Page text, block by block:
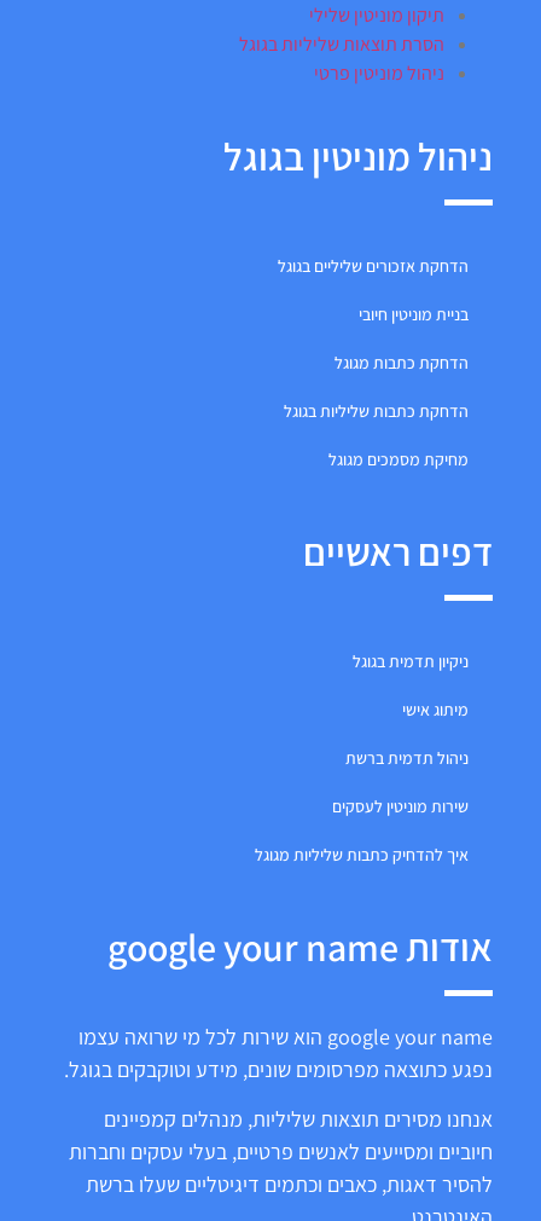
תיקון מוניטין שלילי
הסרת תוצאות שליליות בגוגל
ניהול מוניטין פרטי
ניהול מוניטין בגוגל
הדחקת אזכורים שליליים בגוגל
בניית מוניטין חיובי
הדחקת כתבות מגוגל
הדחקת כתבות שליליות בגוגל
מחיקת מסמכים מגוגל
דפים ראשיים
ניקיון תדמית בגוגל
מיתוג אישי
ניהול תדמית ברשת
שירות מוניטין לעסקים
איך להדחיק כתבות שליליות מגוגל
אודות google your name
google your name הוא שירות לכל מי שרואה עצמו
נפגע כתוצאה מפרסומים שונים, מידע וטוקבקים בגוגל.
אנחנו מסירים תוצאות שליליות, מנהלים קמפיינים
חיוביים ומסייעים לאנשים פרטיים, בעלי עסקים וחברות
להסיר דאגות, כאבים וכתמים דיגיטליים שעלו ברשת